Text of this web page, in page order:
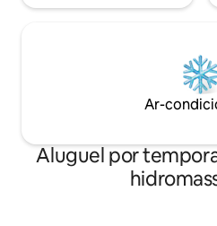
Ar-
Aluguel por